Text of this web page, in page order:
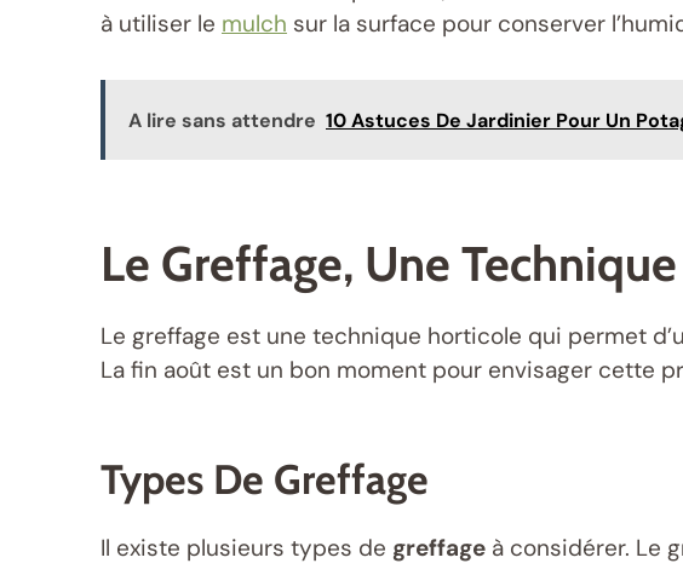
à utiliser le mulch sur la surface pour conserver
A lire sans attendre 10 Astuces De Jardinier Pour Un
Le Greffage, Une
Le greffage est une technique horticole qui permet
La fin août est un bon moment pour envisager cette
Types De Greffage
Il existe plusieurs types de greffage à considérer. Le